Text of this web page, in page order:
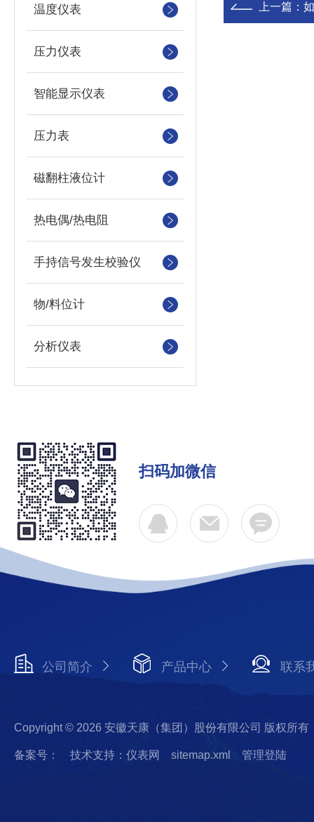
温度仪表
压力仪表
智能显示仪表
压力表
磁翻柱液位计
热电偶/热电阻
手持信号发生校验仪
物/料位计
分析仪表
上一篇：
扫码加微信
公司简介 产品中心 联系
Copyright © 2026 安徽天康（集团）股份有限公司 版权所有
备案号： 技术支持：仪表网 sitemap.xml 管理登陆